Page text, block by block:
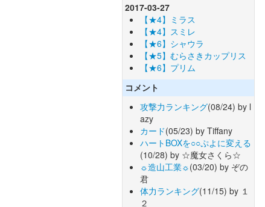
2017-03-27
【★4】ミラス
【★4】スミレ
【★6】シャウラ
【★5】むらさきカップリス
【★6】プリム
コメント
攻撃力ランキング(08/24) by l
azy
カード(05/23) by Tiffany
ハートBOXを○○ぷよに変える
(10/28) by ☆魔女さくら☆
☼造山工業☼(03/20) by ぞの
君
体力ランキング(11/15) by １
２